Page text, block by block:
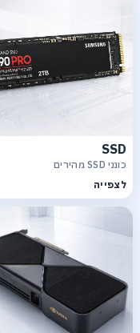
SSD
כונני SSD מהירים
לצפייה